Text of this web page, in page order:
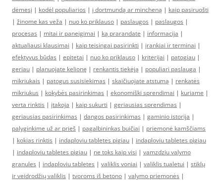
dėmesį | kodėl populiarios | į dortmundą ar mincheną | kaip pasiruošti
| žinome kas veža | nuo ko priklauso | paslaugos | paslaugos |
procesas | mitai ir paneigimai | ką prarandate | informacija |
aktualiausi klausimai | kaip teisingai pasirinkti | įrankiai ir terminai |
efektyvus būdas | epitetai | nuo ko priklauso | kriterijai | patogiau |
geriau | planuojate kelionę | renkantis tiekėją | populiari paslauga |
mikriukais | patogus susisiekimas | skaičiuojate atstumą | renkatės
mikriukus | kokybės pasirinkimas | ekonomiški sprendimai | kuriame |
verta rinktis | įtakoja | kaip sukurti | geriausias sprendimas |
geriausias pasirinkimas | dangos pasirinkimas | gaminio istorija |
palyginkime už ar prieš | pagalbininkas buičiai | priemonė kamščiams
| kokias rinktis | indaploviu tabletes pigiau | indaploviu tabletes pigiau
| indaploviu tabletes pigiau | ne toks kaip visi | vamzdziu valymo
granules | indaploviu tabletes | valiklis voniai | valiklis tualetui | stiklų
ir veidrodžių valiklis | tvoroms iš betono | valymo priemonės |